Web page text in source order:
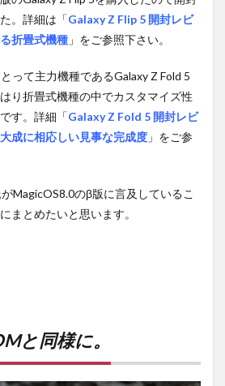
。詳細は「Galaxy Z Flip 5 開封レビ
折畳式機種 」をご参照下さい。
って主力機種であるGalaxy Z Fold 5
り折畳式機種の中でカスタマイズ性
す。詳細「Galaxy Z Fold 5 開封レビ
成に相応しい見事な完成度 」をご参
MagicOS8.0のβ版に言及しているこ
まとめたいと思います。
と同様に。